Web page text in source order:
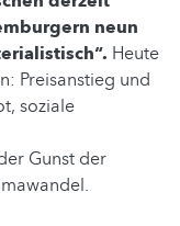
neun
Heute
Preisanstieg und
soziale
Gunst der